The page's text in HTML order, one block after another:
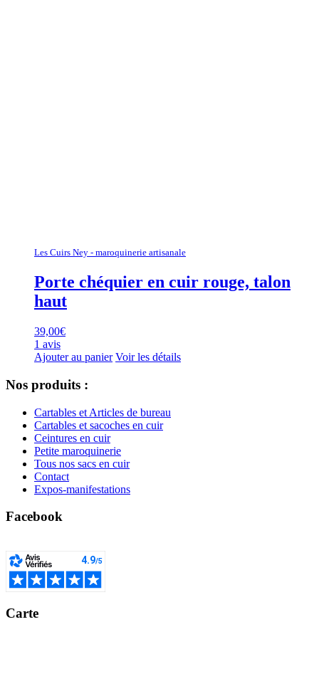
Les Cuirs Ney - maroquinerie artisanale
Porte chéquier en cuir rouge, talon
haut
39,00€
1 avis
Ajouter au panier Voir les détails
Nos produits :
Cartables et Articles de bureau
Cartables et sacoches en cuir
Ceintures en cuir
Petite maroquinerie
Tous nos sacs en cuir
Contact
Expos-manifestations
Facebook
Carte